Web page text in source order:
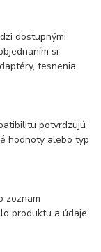
dostupnými
si
tesnenia
potvrdzujú
hodnoty alebo typ
zoznam
produktu a údaje